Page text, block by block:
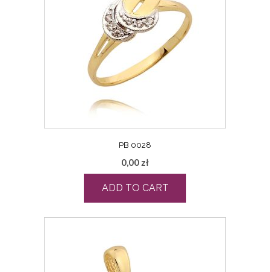
PB 0028
0,00 zł
ADD TO CART